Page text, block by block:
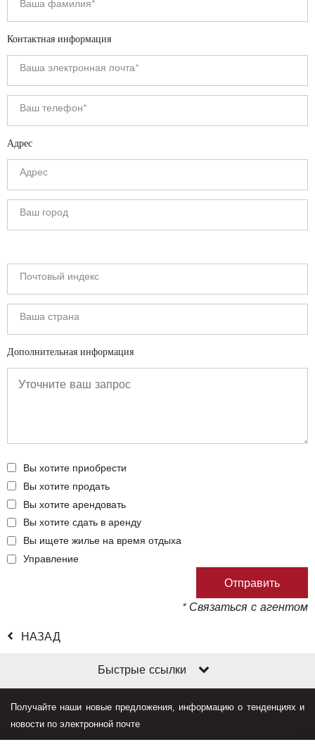
Контактная информация
Адрес
Дополнительная информация
Вы хотите приобрести
Вы хотите продать
Вы хотите арендовать
Вы хотите сдать в аренду
Вы ищете жилье на время отдыха
Управление
* Связаться с агентом
НАЗАД
Быстрые ссылки
Получайте наши новые предложения, информацию о тенденциях и
новости по электронной почте